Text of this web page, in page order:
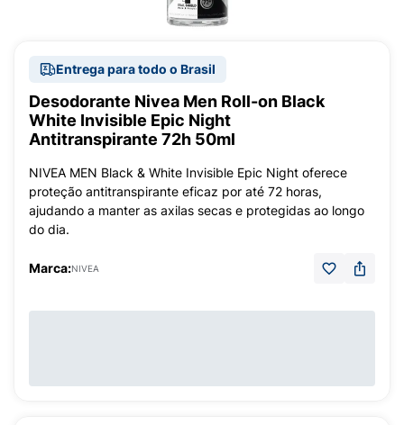
Entrega para todo o Brasil
Desodorante Nivea Men Roll-on Black
White Invisible Epic Night
Antitranspirante 72h 50ml
NIVEA MEN Black & White Invisible Epic Night oferece
proteção antitranspirante eficaz por até 72 horas,
ajudando a manter as axilas secas e protegidas ao longo
do dia.
Marca:NIVEA